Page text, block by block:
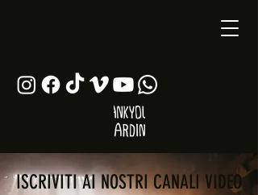
ISCRIVITI AI NOSTRI CANALI VIDEO